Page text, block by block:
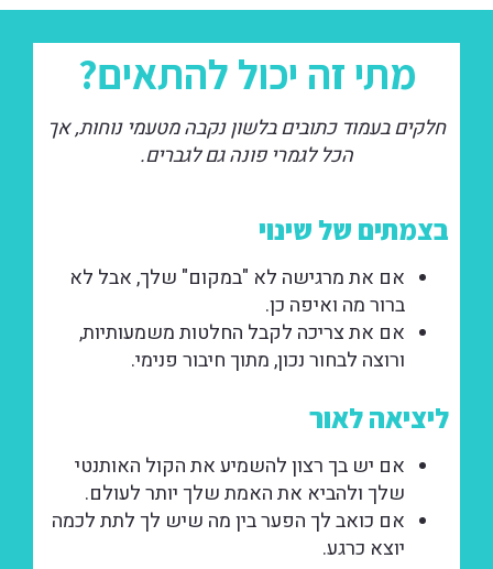
מתי זה יכול להתאים?
חלקים בעמוד כתובים בלשון נקבה מטעמי נוחות, אך
הכל לגמרי פונה גם לגברים.
בצמתים של שינוי
אם את מרגישה לא "במקום" שלך, אבל לא
ברור מה ואיפה כן.
אם את צריכה לקבל החלטות משמעותיות,
ורוצה לבחור נכון, מתוך חיבור פנימי.
ליציאה לאור
אם יש בך רצון להשמיע את הקול האותנטי
שלך ולהביא את האמת שלך יותר לעולם.
אם כואב לך הפער בין מה שיש לך לתת לכמה
יוצא כרגע.